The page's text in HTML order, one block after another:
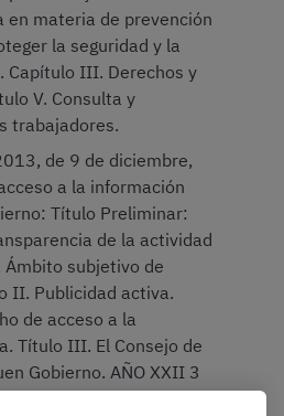
en materia de prevención
la seguridad y la
Capítulo III. Derechos y
V. Consulta y
trabajadores.
de 9 de diciembre,
a la información
Título Preliminar:
de la actividad
subjetivo de
II. Publicidad activa.
de acceso a la
Título III. El Consejo de
Gobierno. AÑO XXII 3